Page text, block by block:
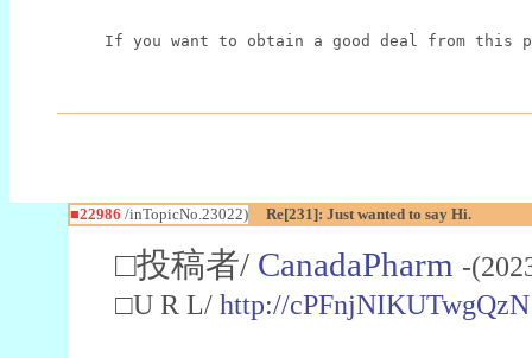
If you want to obtain a good deal from this
■22986 /inTopicNo.23022) Re[231]: Just wanted to say Hi.
□投稿者/ CanadaPharm -
□U R L/ http://cPFnjNIKUTwgQzN